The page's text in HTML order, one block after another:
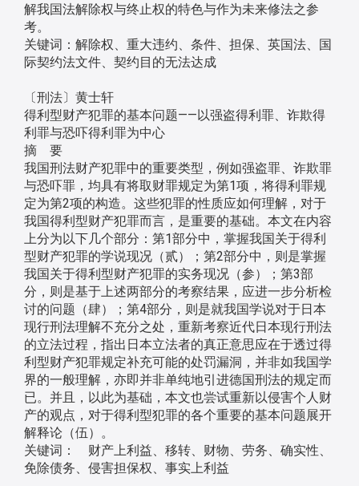
解我国法解除权与终止权的特色与作为未来修法之参
考。
关键词：解除权、重大违约、条件、担保、英国法、国
际契约法文件、契约目的无法达成
〔刑法〕黄士轩
得利型财产犯罪的基本问题——以强盗得利罪、诈欺得
利罪与恐吓得利罪为中心
摘 要
我国刑法财产犯罪中的重要类型，例如强盗罪、诈欺罪
与恐吓罪，均具有将取财罪规定为第1项，将得利罪规
定为第2项的构造。这些犯罪的性质应如何理解，对于
我国得利型财产犯罪而言，是重要的基础。本文在内容
上分为以下几个部分：第1部分中，掌握我国关于得利
型财产犯罪的学说现况（贰）；第2部分中，则是掌握
我国关于得利型财产犯罪的实务现况（参）；第3部
分，则是基于上述两部分的考察结果，应进一步分析检
讨的问题（肆）；第4部分，则是就我国学说对于日本
现行刑法理解不充分之处，重新考察近代日本现行刑法
的立法过程，指出日本立法者的真正意思应在于透过得
利型财产犯罪规定补充可能的处罚漏洞，并非如我国学
界的一般理解，亦即并非单纯地引进德国刑法的规定而
已。并且，以此为基础，本文也尝试重新以侵害个人财
产的观点，对于得利型犯罪的各个重要的基本问题展开
解释论（伍）。
关键词： 财产上利益、移转、财物、劳务、确实性、
免除债务、侵害担保权、事实上利益